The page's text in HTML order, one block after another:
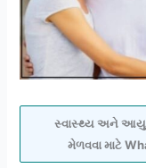
સ્વાસ્થ્ય અને
મેળવવા માટે